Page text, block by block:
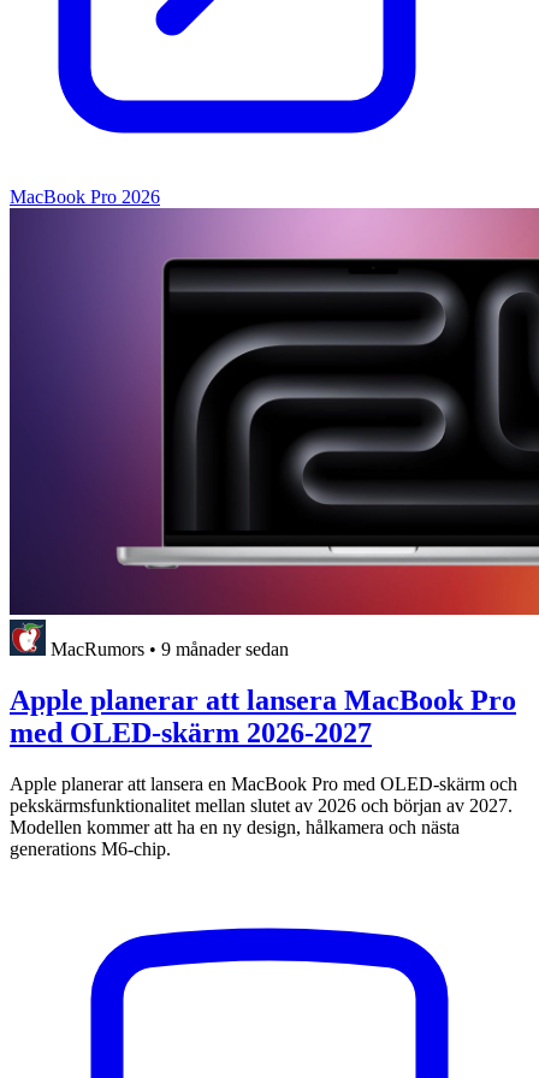
MacBook Pro 2026
MacRumors • 9 månader sedan
Apple planerar att lansera MacBook Pro
med OLED-skärm 2026-2027
Apple planerar att lansera en MacBook Pro med OLED-skärm och
pekskärmsfunktionalitet mellan slutet av 2026 och början av 2027.
Modellen kommer att ha en ny design, hålkamera och nästa
generations M6-chip.